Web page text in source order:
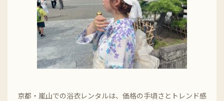
京都・嵐山での浴衣レンタルは、価格の手頃さとトレンド感